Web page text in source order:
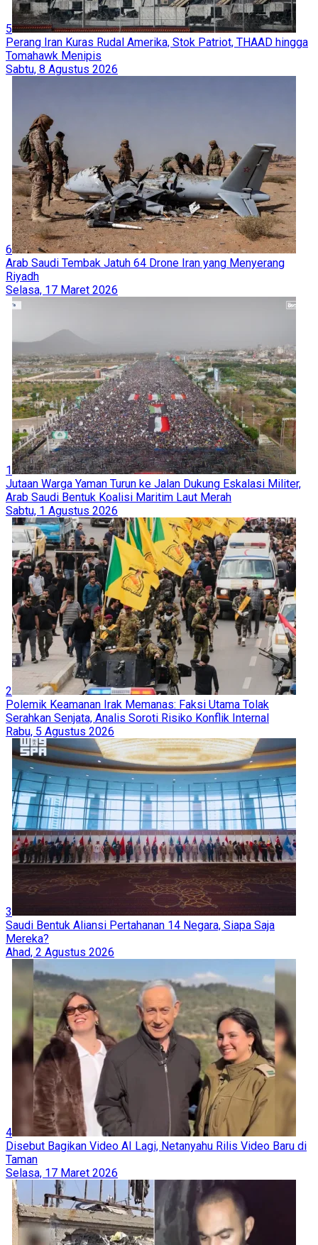
5
Perang Iran Kuras Rudal Amerika, Stok Patriot, THAAD hingga
Tomahawk Menipis
Sabtu, 8 Agustus 2026
6
Arab Saudi Tembak Jatuh 64 Drone Iran yang Menyerang
Riyadh
Selasa, 17 Maret 2026
1
Jutaan Warga Yaman Turun ke Jalan Dukung Eskalasi Militer,
Arab Saudi Bentuk Koalisi Maritim Laut Merah
Sabtu, 1 Agustus 2026
2
Polemik Keamanan Irak Memanas: Faksi Utama Tolak
Serahkan Senjata, Analis Soroti Risiko Konflik Internal
Rabu, 5 Agustus 2026
3
Saudi Bentuk Aliansi Pertahanan 14 Negara, Siapa Saja
Mereka?
Ahad, 2 Agustus 2026
4
Disebut Bagikan Video AI Lagi, Netanyahu Rilis Video Baru di
Taman
Selasa, 17 Maret 2026